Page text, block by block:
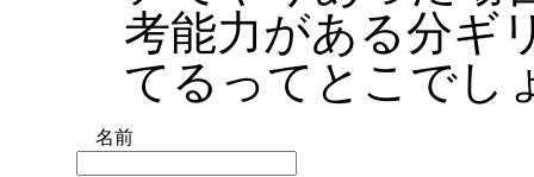
考能力がある分ギ
てるってとこでし
名前